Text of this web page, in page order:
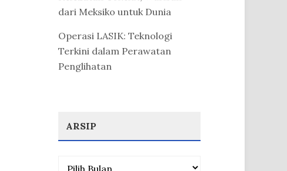
dari Meksiko untuk Dunia
Operasi LASIK: Teknologi
Terkini dalam Perawatan
Penglihatan
ARSIP
Arsip